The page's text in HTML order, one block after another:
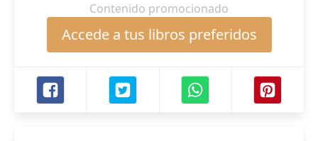
Contenido promocionado
Accede a tus libros preferidos